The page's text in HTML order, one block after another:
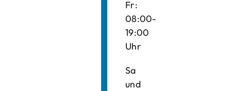
Fr:
08:00-
19:00
Uhr
Sa
und